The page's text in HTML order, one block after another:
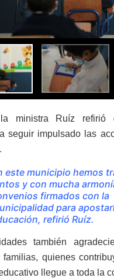
la ministra Ruíz
seguir impulsado las
este municipio hemos
y con mucha
firmados con la
para
refirió Ruíz.
también
familias, quienes
llegue a toda la